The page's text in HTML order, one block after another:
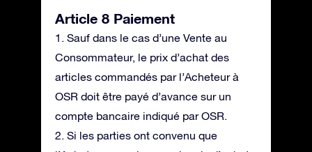
Article 8 Paiement
1. Sauf dans le cas d’une Vente au
Consommateur, le prix d’achat des
articles commandés par l’Acheteur à
OSR doit être payé d’avance sur un
compte bancaire indiqué par OSR.
2. Si les parties ont convenu que